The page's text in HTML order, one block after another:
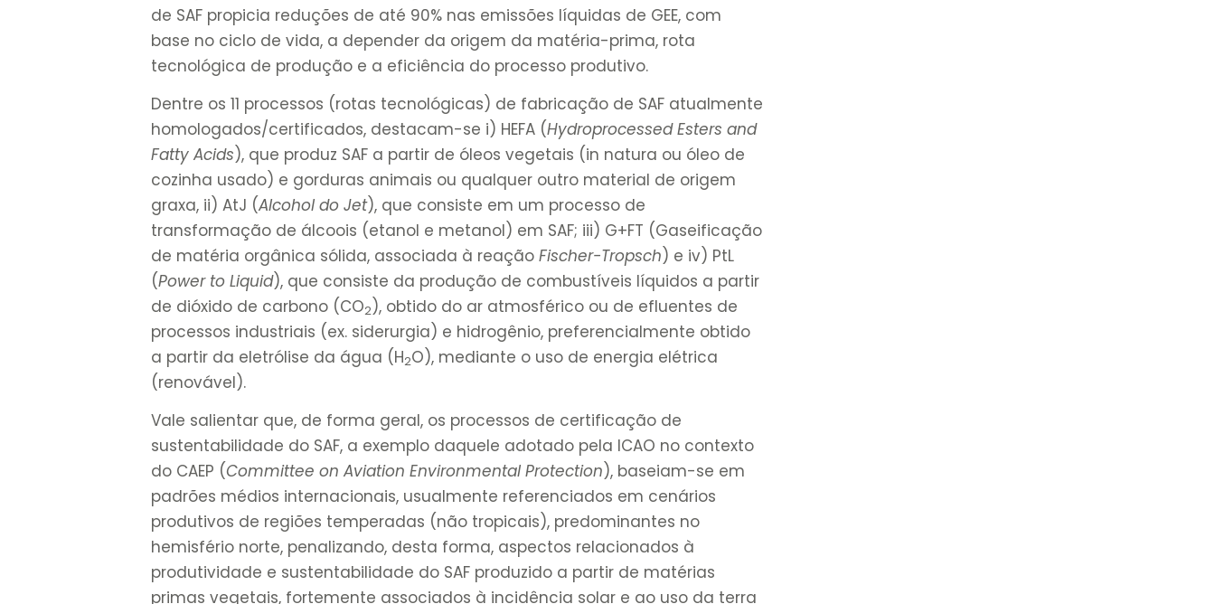
de SAF propicia reduções de até 90% nas emissões líquidas de GEE, com
base no ciclo de vida, a depender da origem da matéria-prima, rota
tecnológica de produção e a eficiência do processo produtivo.
Dentre os 11 processos (rotas tecnológicas) de fabricação de SAF atualmente
homologados/certificados, destacam-se i) HEFA (Hydroprocessed Esters and
Fatty Acids), que produz SAF a partir de óleos vegetais (in natura ou óleo de
cozinha usado) e gorduras animais ou qualquer outro material de origem
graxa, ii) AtJ (Alcohol do Jet), que consiste em um processo de
transformação de álcoois (etanol e metanol) em SAF; iii) G+FT (Gaseificação
de matéria orgânica sólida, associada à reaçãoFischer-Tropsch) e iv) PtL
(Power to Liquid), que consiste da produção de combustíveis líquidos a partir
de dióxido de carbono (CO2), obtido do ar atmosférico ou de efluentes de
processos industriais (ex. siderurgia) e hidrogênio, preferencialmente obtido
a partir da eletrólise da água (H2O), mediante o uso de energia elétrica
(renovável).
Vale salientar que, de forma geral, os processos de certificação de
sustentabilidade do SAF, a exemplo daquele adotado pela ICAO no contexto
do CAEP (Committee on Aviation Environmental Protection), baseiam-se em
padrões médios internacionais, usualmente referenciados em cenários
produtivos de regiões temperadas (não tropicais), predominantes no
hemisfério norte, penalizando, desta forma, aspectos relacionados à
produtividade e sustentabilidade do SAF produzido a partir de matérias
primas vegetais, fortemente associados à incidência solar e ao uso da terra